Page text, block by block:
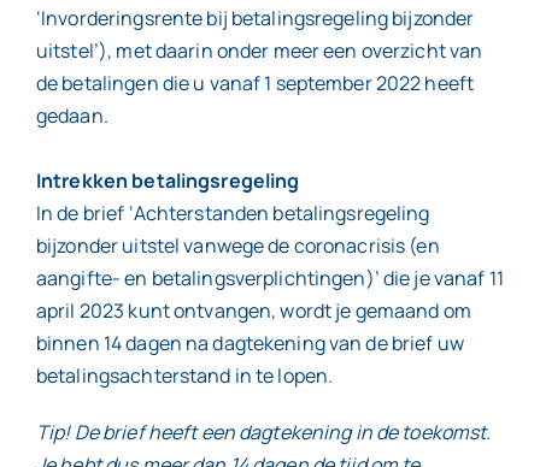
‘Invorderingsrente bij betalingsregeling bijzonder
uitstel’), met daarin onder meer een overzicht van
de betalingen die u vanaf 1 september 2022 heeft
gedaan.
Intrekken betalingsregeling
In de brief ‘Achterstanden betalingsregeling
bijzonder uitstel vanwege de coronacrisis (en
aangifte- en betalingsverplichtingen)’ die je vanaf 11
april 2023 kunt ontvangen, wordt je gemaand om
binnen 14 dagen na dagtekening van de brief uw
betalingsachterstand in te lopen.
Tip! De brief heeft een dagtekening in de toekomst.